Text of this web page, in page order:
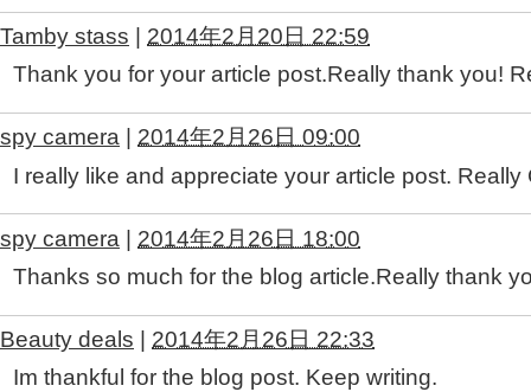
Tamby stass
2014年2月20日 22:59
Thank you for your article post.Really thank you!
spy camera
2014年2月26日 09:00
I really like and appreciate your article post. Really
spy camera | 2014年2月26日 18:00
Thanks so much for the blog article.Really thank
Beauty deals
2014年2月26日 22:33
Im thankful for the blog post. Keep writing.